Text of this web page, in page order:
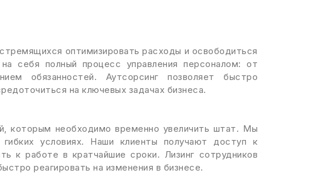
оптимизировать расходы и освободиться
себя полный процесс управления персоналом: от
обязанностей. Аутсорсинг позволяет быстро
на ключевых задачах бизнеса.
которым необходимо временно увеличить штат. Мы
гибких условиях. Наши клиенты получают доступ к
к работе в кратчайшие сроки. Лизинг сотрудников
реагировать на изменения в бизнесе.